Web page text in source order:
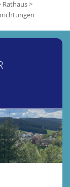
Rathaus>